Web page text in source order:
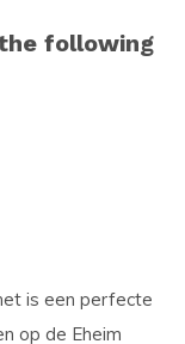
following
is een perfecte
op de Eheim